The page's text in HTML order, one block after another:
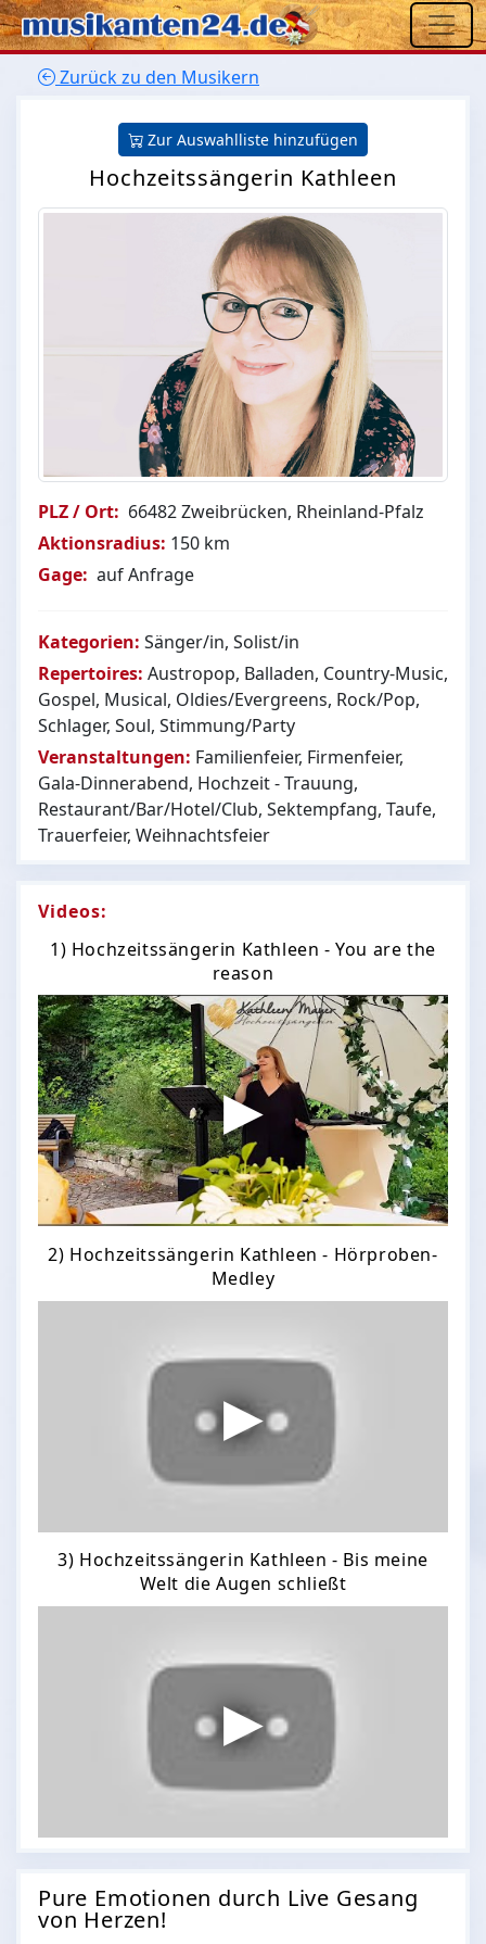
Zurück zu den Musikern
Zur Auswahlliste hinzufügen
Hochzeitssängerin Kathleen
PLZ / Ort: 66482 Zweibrücken, Rheinland-Pfalz
Aktionsradius: 150 km
Gage: auf Anfrage
Kategorien: Sänger/in, Solist/in
Repertoires: Austropop, Balladen, Country-Music,
Gospel, Musical, Oldies/Evergreens, Rock/Pop,
Schlager, Soul, Stimmung/Party
Veranstaltungen: Familienfeier, Firmenfeier,
Gala-Dinnerabend, Hochzeit - Trauung,
Restaurant/Bar/Hotel/Club, Sektempfang, Taufe,
Trauerfeier, Weihnachtsfeier
Videos:
1) Hochzeitssängerin Kathleen - You are the
reason
2) Hochzeitssängerin Kathleen - Hörproben-
Medley
3) Hochzeitssängerin Kathleen - Bis meine
Welt die Augen schließt
Pure Emotionen durch Live Gesang
von Herzen!